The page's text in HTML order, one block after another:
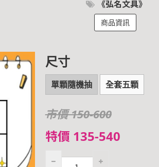
《弘名文具》
商品資訊
尺寸
單顆隨機抽 全套五顆
市價 150-600
特價 135-540